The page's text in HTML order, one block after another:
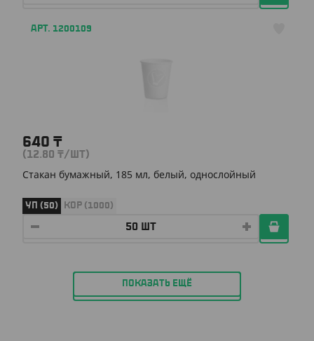
АРТ. 1200109
640 ₸
(12.80 ₸/ШТ)
Стакан бумажный, 185 мл, белый, однослойный
УП (50) КОР (1000)
ПОКАЗАТЬ ЕЩЁ